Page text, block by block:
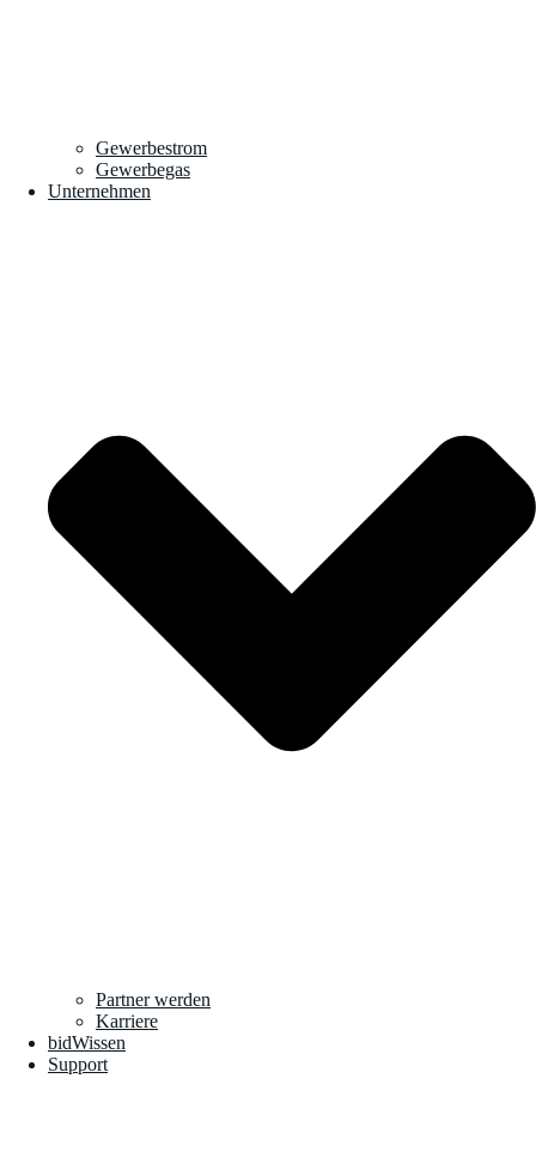
Gewerbestrom
Gewerbegas
Unternehmen
Partner werden
Karriere
bidWissen
Support